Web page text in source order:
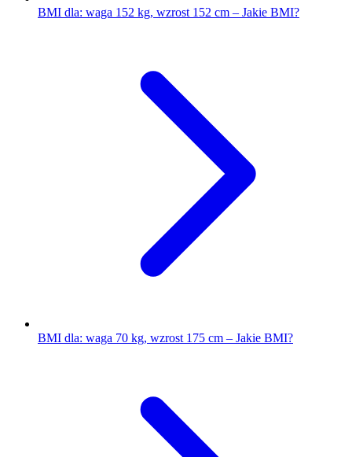
BMI dla: waga 152 kg, wzrost 152 cm – Jakie BMI?
BMI dla: waga 70 kg, wzrost 175 cm – Jakie BMI?